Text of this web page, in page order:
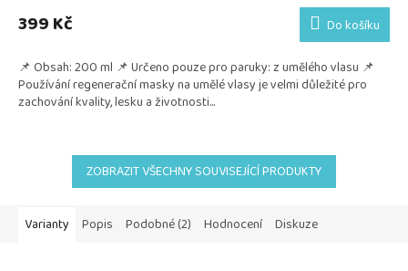
399 Kč Do košíku
📌 Obsah: 200 ml 📌 Určeno pouze pro paruky: z umělého vlasu 📌
Používání regenerační masky na umělé vlasy je velmi důležité pro
zachování kvality, lesku a životnosti...
ZOBRAZIT VŠECHNY SOUVISEJÍCÍ PRODUKTY
Varianty Popis Podobné (2) Hodnocení Diskuze